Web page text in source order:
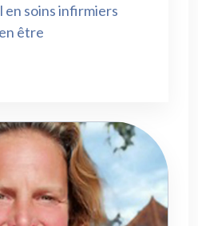
soins infirmiers
être